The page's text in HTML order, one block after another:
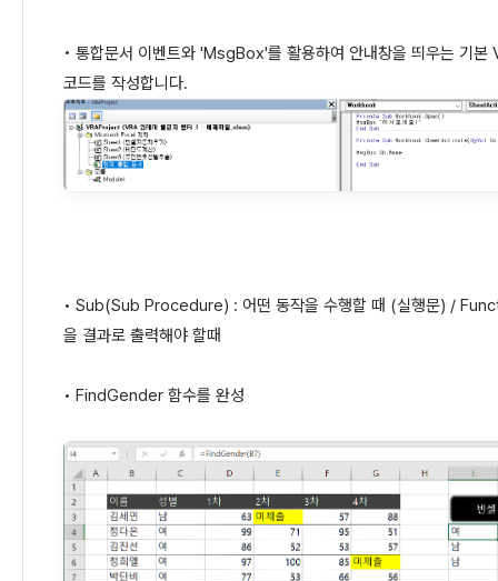
• 통합문서 이벤트와 'MsgBox'를 활용하여 안내창을 띄우는 기본
코드를 작성합니다.
• Sub(Sub Procedure) : 어떤 동작을 수행할 때 (실행문) /
을 결과로 출력해야 할때
• FindGender 함수를 완성